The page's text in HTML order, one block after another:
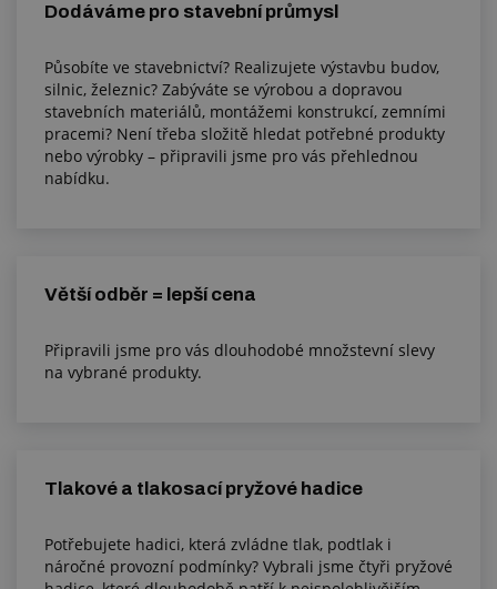
Dodáváme pro stavební průmysl
Působíte ve stavebnictví? Realizujete výstavbu budov,
silnic, železnic? Zabýváte se výrobou a dopravou
stavebních materiálů, montážemi konstrukcí, zemními
pracemi? Není třeba složitě hledat potřebné produkty
nebo výrobky – připravili jsme pro vás přehlednou
nabídku.
Větší odběr = lepší cena
Připravili jsme pro vás dlouhodobé množstevní slevy
na vybrané produkty.
Tlakové a tlakosací pryžové hadice
Potřebujete hadici, která zvládne tlak, podtlak i
náročné provozní podmínky? Vybrali jsme čtyři pryžové